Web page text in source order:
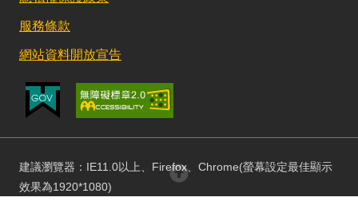
服務條款
網站資料開放宣告
建議瀏覽器：IE11.0以上、Firefox、Chrome(螢幕設定最佳顯示
效果為1920*1080)
回頂部